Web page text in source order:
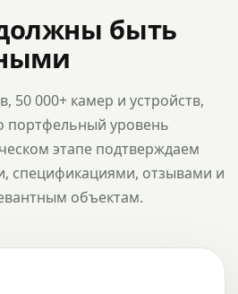
быть
50 000+ камер и устройств,
портфельный уровень
этапе подтверждаем
спецификациями, отзывами и
объектам.